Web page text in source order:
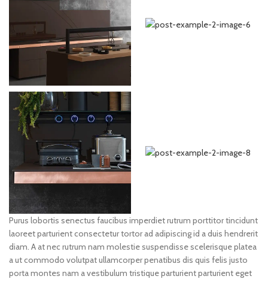
Purus lobortis senectus faucibus imperdiet rutrum porttitor tincidunt
laoreet parturient consectetur tortor ad adipiscing id a duis hendrerit
diam. A at nec rutrum nam molestie suspendisse scelerisque platea
a ut commodo volutpat ullamcorper penatibus dis quis felis justo
porta montes nam a vestibulum tristique parturient parturient eget